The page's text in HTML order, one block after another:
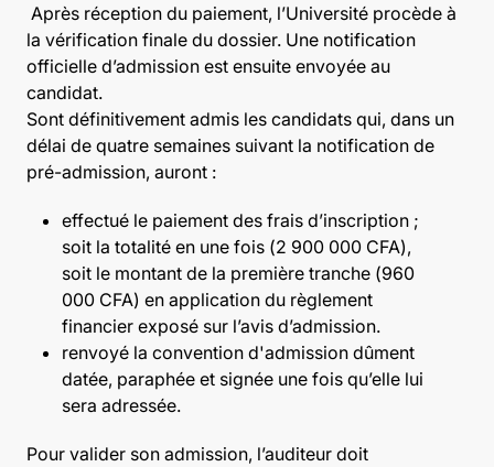
Après réception du paiement, l’Université procède à
la vérification finale du dossier. Une notification
officielle d’admission est ensuite envoyée au
candidat.
Sont définitivement admis les candidats qui, dans un
délai de quatre semaines suivant la notification de
pré-admission, auront :
effectué le paiement des frais d’inscription ;
soit la totalité en une fois (2 900 000 CFA),
soit le montant de la première tranche (960
000 CFA) en application du règlement
financier exposé sur l’avis d’admission.
renvoyé la convention d'admission dûment
datée, paraphée et signée une fois qu’elle lui
sera adressée.
Pour valider son admission, l’auditeur doit